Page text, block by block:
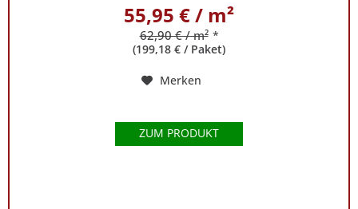
55,95 € / m²
62,90 € / m² *
(199,18 € / Paket)
Merken
ZUM PRODUKT